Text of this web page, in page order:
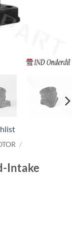
/
Intake
Tiger Lama